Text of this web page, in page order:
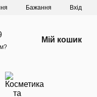
Бажання Вхід
Мій кошик